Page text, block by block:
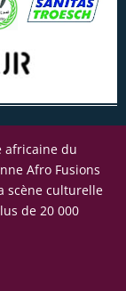
africaine du
Afro Fusions
scène culturelle
de 20 000